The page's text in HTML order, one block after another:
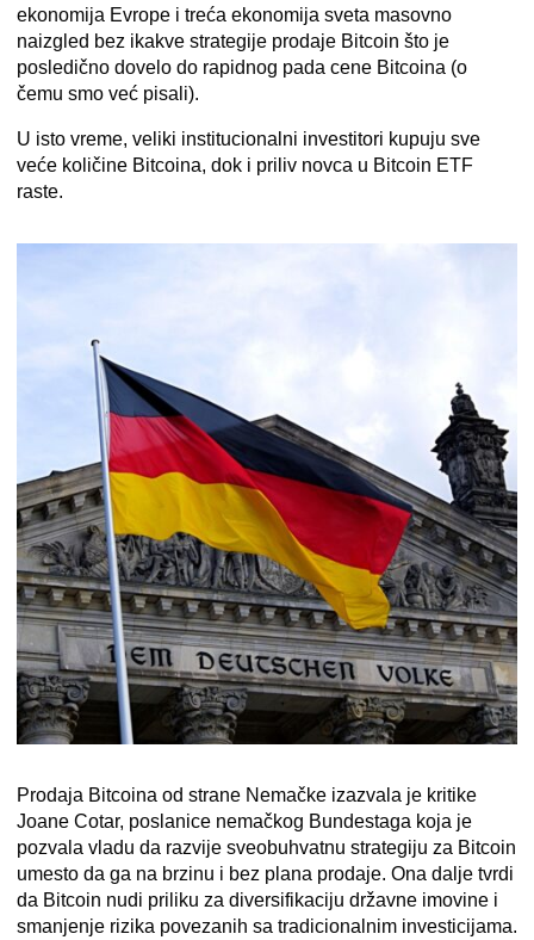
ekonomija Evrope i treća ekonomija sveta masovno
naizgled bez ikakve strategije prodaje Bitcoin što je
posledično dovelo do rapidnog pada cene Bitcoina (o
čemu smo već pisali).
U isto vreme, veliki institucionalni investitori kupuju sve
veće količine Bitcoina, dok i priliv novca u Bitcoin ETF
raste.
Prodaja Bitcoina od strane Nemačke izazvala je kritike
Joane Cotar, poslanice nemačkog Bundestaga koja je
pozvala vladu da razvije sveobuhvatnu strategiju za Bitcoin
umesto da ga na brzinu i bez plana prodaje. Ona dalje tvrdi
da Bitcoin nudi priliku za diversifikaciju državne imovine i
smanjenje rizika povezanih sa tradicionalnim investicijama.